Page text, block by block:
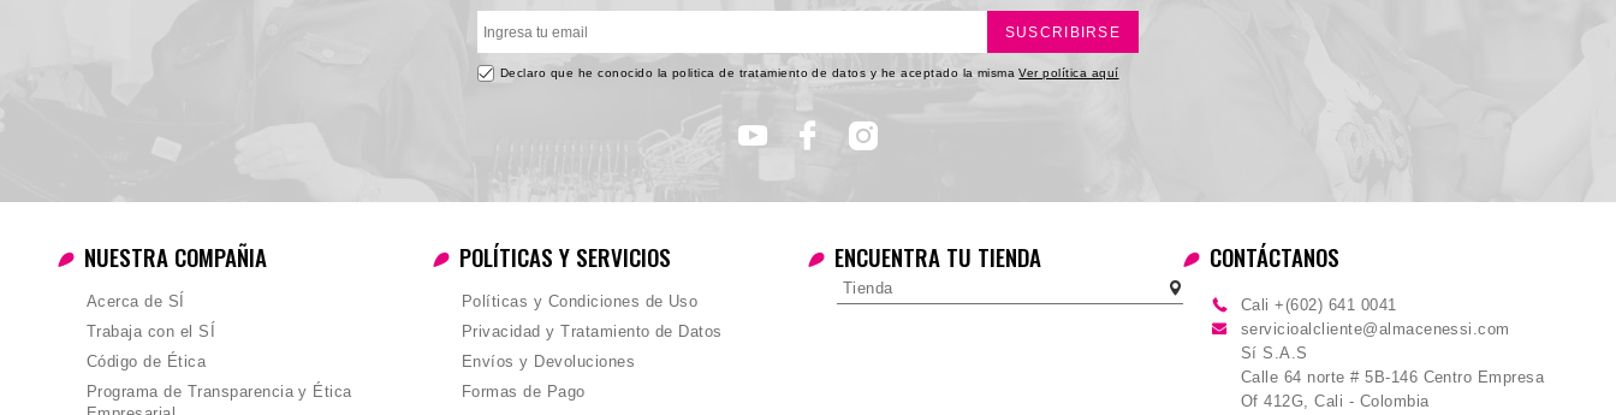
SUSCRIBIRSE
Declaro que he conocido la politica de tratamiento de datos y he aceptado la misma Ver política aquí
NUESTRA COMPAÑIA
Acerca de SÍ
Trabaja con el SÍ
Código de Ética
Programa de Transparencia y Ética
POLÍTICAS Y SERVICIOS
Políticas y Condiciones de Uso
Privacidad y Tratamiento de Datos
Envíos y Devoluciones
Formas de Pago
ENCUENTRA TU TIENDA
Tienda
CONTÁCTANOS
Cali +(602) 641 0041
servicioalcliente@almacenessi.com
Sí S.A.S
Calle 64 norte # 5B-146 Centro Empresa
Of 412G, Cali - Colombia